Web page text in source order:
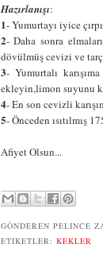
Hazırlanışı:
1- Yumurtayı iyice
2- Daha sonra
dövülmüş cevizi ve
3- Yumurtalı
ekleyin,limon suyunu
4- En son cevizli
5- Önceden ısıtılmış
Afiyet Olsun...
GÖNDEREN PELINCE
ETIKETLER: KEKLER